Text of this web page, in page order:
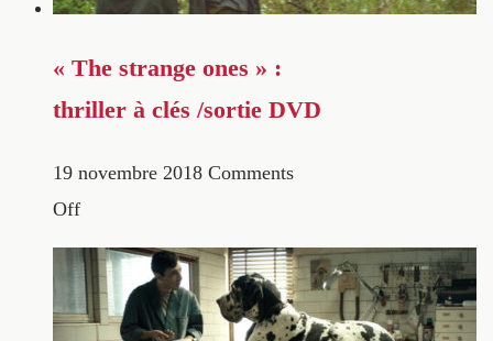
« The strange ones » :
thriller à clés /sortie DVD
19 novembre 2018 Comments
Off